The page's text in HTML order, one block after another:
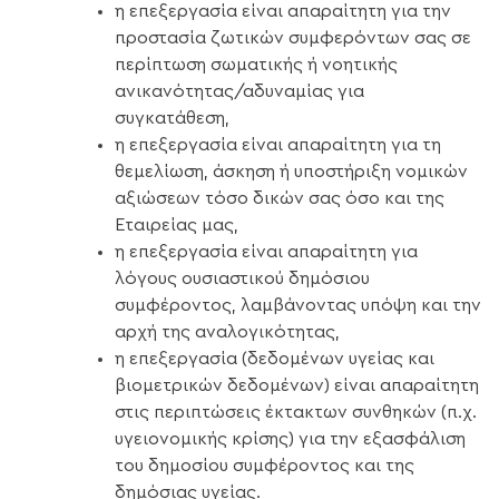
η επεξεργασία είναι απαραίτητη για την
προστασία ζωτικών συμφερόντων σας σε
περίπτωση σωματικής ή νοητικής
ανικανότητας/αδυναμίας για
συγκατάθεση,
η επεξεργασία είναι απαραίτητη για τη
θεμελίωση, άσκηση ή υποστήριξη νομικών
αξιώσεων τόσο δικών σας όσο και της
Εταιρείας μας,
η επεξεργασία είναι απαραίτητη για
λόγους ουσιαστικού δημόσιου
συμφέροντος, λαμβάνοντας υπόψη και την
αρχή της αναλογικότητας,
η επεξεργασία (δεδομένων υγείας και
βιομετρικών δεδομένων) είναι απαραίτητη
στις περιπτώσεις έκτακτων συνθηκών (π.χ.
υγειονομικής κρίσης) για την εξασφάλιση
του δημοσίου συμφέροντος και της
δημόσιας υγείας.